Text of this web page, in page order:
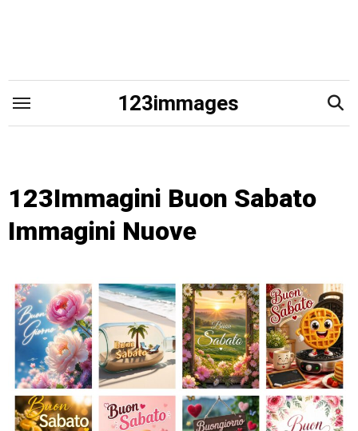
123immages
123Immagini Buon Sabato
Immagini Nuove